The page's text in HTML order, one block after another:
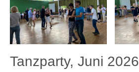
Tanzparty, Juni 2026